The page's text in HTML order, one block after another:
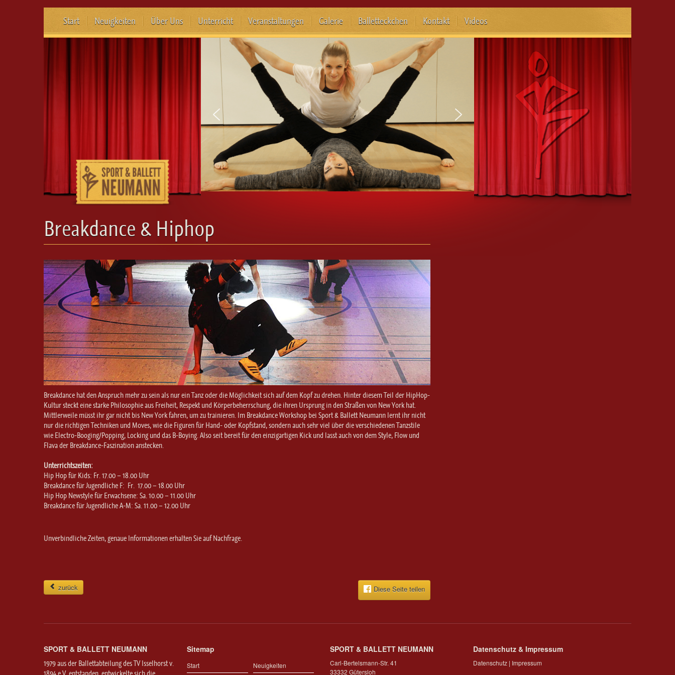
Start Neuigkeiten Über Uns Unterricht Veranstaltungen Galerie Balletteckchen Kontakt Videos
Breakdance & Hiphop
Breakdance hat den Anspruch mehr zu sein als nur ein Tanz oder die Möglichkeit sich auf dem Kopf zu drehen. Hinter diesem Teil der HipHop-
Kultur steckt eine starke Philosophie aus Freiheit, Respekt und Körperbeherrschung, die ihren Ursprung in den Straßen von New York hat.
Mittlerweile müsst ihr gar nicht bis New York fahren, um zu trainieren. Im Breakdance Workshop bei Sport & Ballett Neumann lernt ihr nicht
nur die richtigen Techniken und Moves, wie die Figuren für Hand- oder Kopfstand, sondern auch sehr viel über die verschiedenen Tanzstile
wie Electro-Booging/Popping, Locking und das B-Boying. Also seit bereit für den einzigartigen Kick und lasst auch von dem Style, Flow und
Flava der Breakdance-Faszination anstecken.
Unterrichtszeiten:
Hip Hop für Kids: Fr. 17.00 – 18.00 Uhr
Breakdance für Jugendliche F: Fr. 17.00 – 18.00 Uhr
Hip Hop Newstyle für Erwachsene: Sa. 10.00 – 11.00 Uhr
Breakdance für Jugendliche A-M: Sa. 11.00 – 12.00 Uhr
Unverbindliche Zeiten, genaue Informationen erhalten Sie auf Nachfrage.
zurück Diese Seite teilen
SPORT & BALLETT NEUMANN
1979 aus der Ballettabteilung des TV Isselhorst v.
Sitemap
Start Neuigkeiten
SPORT & BALLETT NEUMANN
Carl-Bertelsmann-Str. 41
33332 Gütersloh
Datenschutz & Impressum
Datenschutz | Impressum